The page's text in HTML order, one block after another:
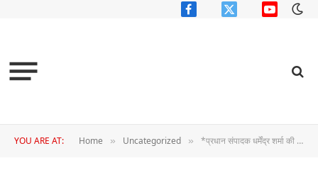
FacebookX
YouTube
YOU ARE AT: Home » Uncategorized » *प्रधान संपादक धर्मेंद्र शर्मा की विशेष खबर-* बैठक में अपर कलेक्टर, अतिरिक्त पुलिस अधीक्षक, एसडीएम, एसडीओपीगण, सीएमओ, तहसीलदार एवं जनप्रतिनिधिगण भी मौजूद रहे,